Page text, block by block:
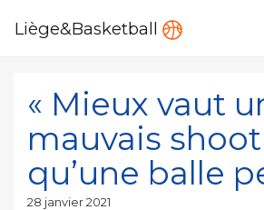
Liège&Basketball
« Mieux vaut
mauvais shoot
qu’une balle
Publié
28 janvier 2021